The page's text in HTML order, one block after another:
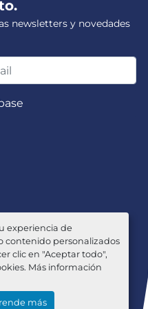
experiencia de
contenido personalizados
clic en "Aceptar todo",
Más información
más
newsletters y novedades